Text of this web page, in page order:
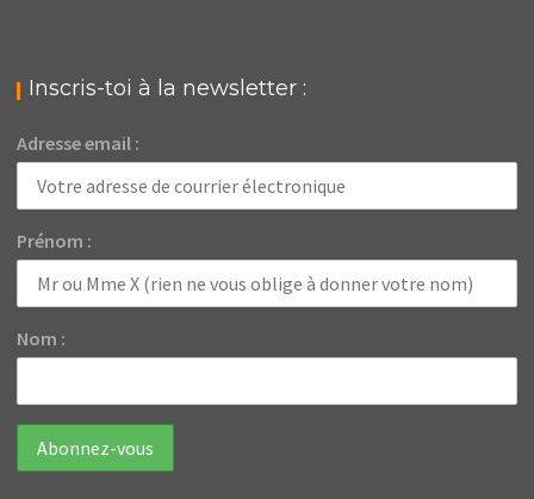
Inscris-toi à la newsletter :
Adresse email :
Prénom :
Nom :